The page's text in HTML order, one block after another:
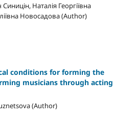
Наталія Георгіївна
Новосадова (Author)
conditions for forming the
musicians through acting
(Author)